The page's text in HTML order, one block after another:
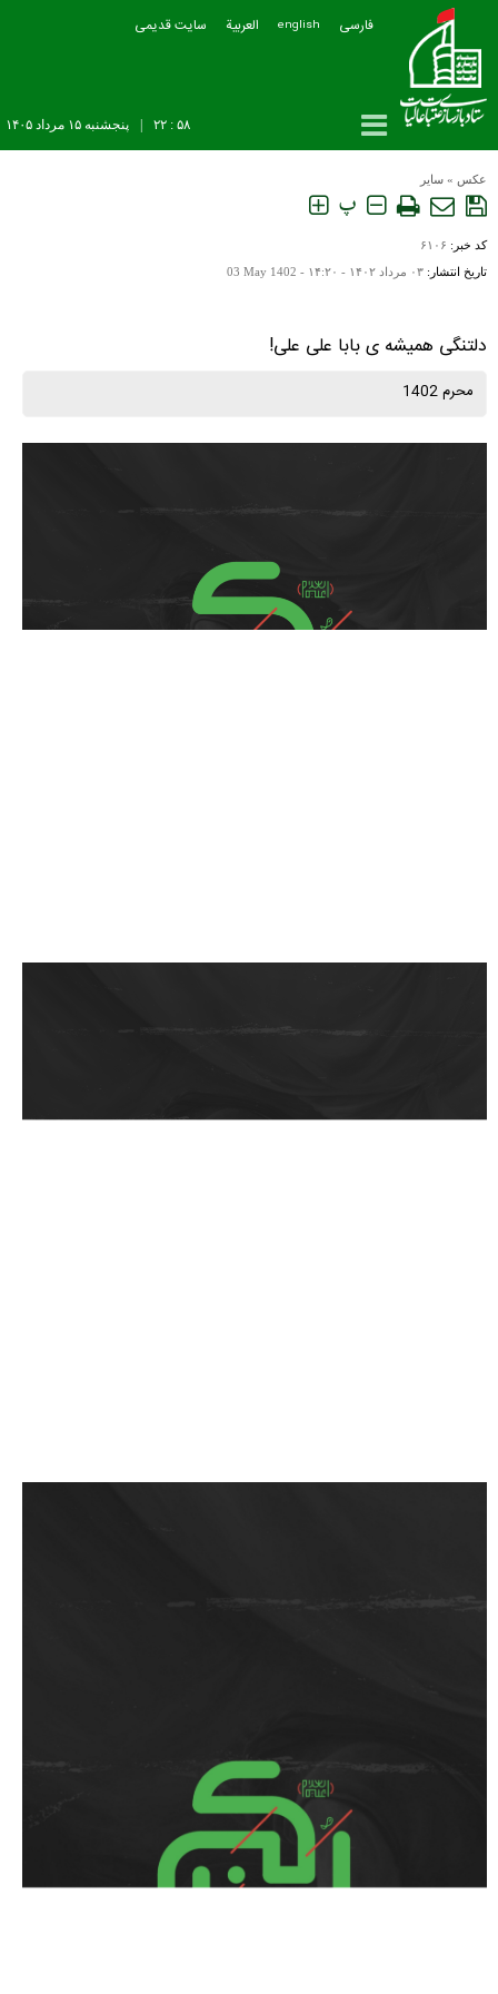
فارسی english العربیة سایت قدیمی
پنجشنبه ۱۵ مرداد ۱۴۰۵ ۵۸ : ۲۲
عکس » سایر
پ
کد خبر: ۶۱۰۶
تاریخ انتشار: ۰۳ مرداد ۱۴۰۲ - ۱۴:۲۰ - 03 May 1402
دلتنگی همیشه ی بابا علی علی!
محرم 1402